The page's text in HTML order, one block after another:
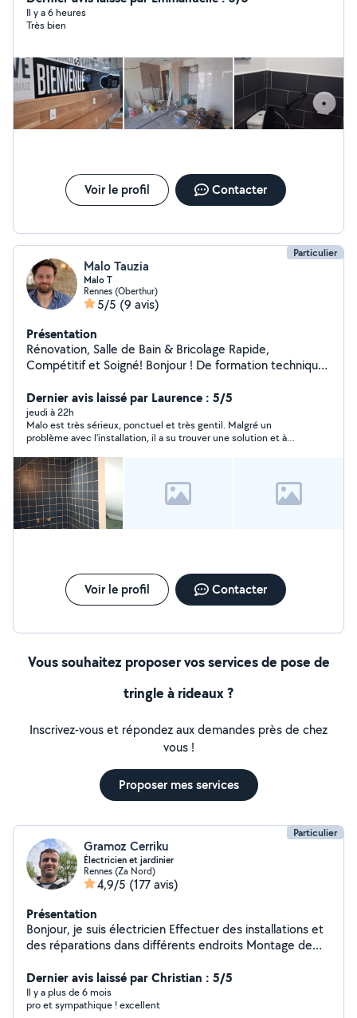
Il y a 6 heures
Très bien
Voir le profil Contacter
Particulier
Malo Tauzia
Malo T
Rennes (Oberthur)
5/5 (9 avis)
Présentation
Rénovation, Salle de Bain & Bricolage Rapide,
Compétitif et Soigné! Bonjour ! De formation technique
projets de rénovation ou vos besoins du quotidien. ️ Mes
services : Salle de bain clé en main : Plomberie,
électricité, carrelage et faïence. Aménagement
d'intérieur : Pose de placo et création de cloisons.
Bricolage & Petits travaux : Montage de meubles,
électricité, fixations, petites réparations, etc. Mes
engagements : Devis précis dans la journée (gratuit et
sans surprise). Tarifs compétitifs. Délais strictement
tenus et chantier toujours propre. Disponible et réactif.
Dernier avis laissé par Laurence : 5/5
jeudi à 22h
Malo est très sérieux, ponctuel et très gentil. Malgré un
problème avec l'installation, il a su trouver une solution et à
Voir le profil Contacter
Vous souhaitez proposer vos services de pose de
tringle à rideaux ?
Inscrivez-vous et répondez aux demandes près de chez
vous !
Proposer mes services
Particulier
Gramoz Cerriku
Électricien et jardinier
Rennes (Za Nord)
4,9/5 (177 avis)
Présentation
Bonjour, je suis électricien Effectuer des installations et
des réparations dans différents endroits Montage de
déménagement, etc Je suis sérieuse,correcte et
ponctuel. Pour plus d'informations n'hésite pas de me
contacter. Merci
Dernier avis laissé par Christian : 5/5
Il y a plus de 6 mois
pro et sympathique ! excellent